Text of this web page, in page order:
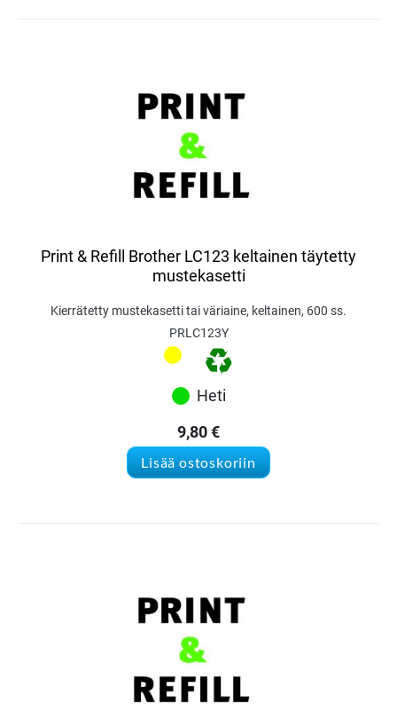
Print & Refill Brother LC123 keltainen täytetty
mustekasetti
Kierrätetty mustekasetti tai väriaine, keltainen, 600 ss.
PRLC123Y
Heti
9,80€
Lisää ostoskoriin